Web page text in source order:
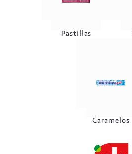
Pastillas
Caramelos